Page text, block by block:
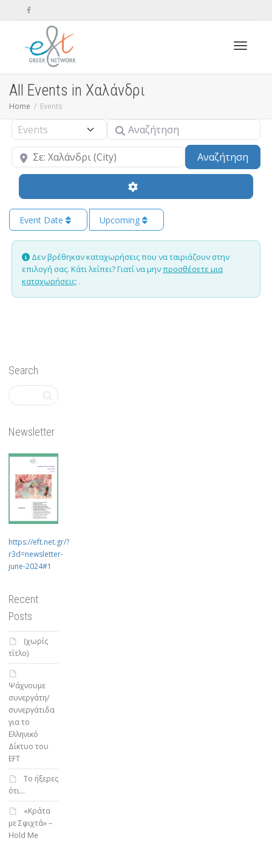
All Events in Χαλάνδρι
Home Events
Select search type Αναζήτηση
Κοντά Αναζήτηση
Event Date Upcoming
Δεν βρέθηκαν καταχωρήσεις που να ταιριάζουν στην
επιλογή σας. Κάτι λείπει? Γιατί να μηνπροσθέσετε μια
καταχωρήσεις; .
Search
Newsletter
https://eft.net.gr/?
r3d=newsletter-
june-2024#1
Recent
Posts
(χωρίς
τίτλο)
Ψάχνουμε
συνεργάτη/
συνεργάτιδα
για το
Ελληνικό
Δίκτυο του
EFT
To ήξερες
ότι…
«Κράτα
με Σφιχτά» –
Hold Me